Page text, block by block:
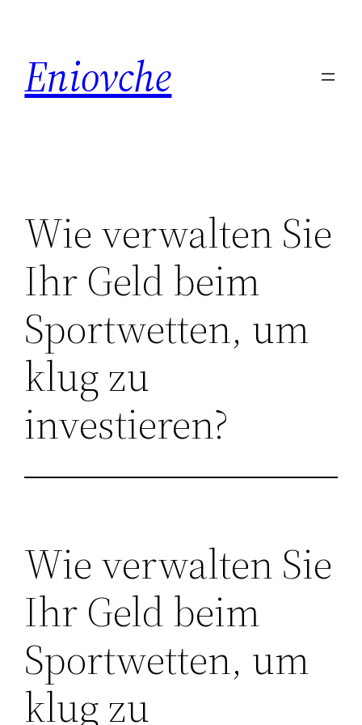
content
Eniovche
Wie verwalten Sie
Ihr Geld beim
Sportwetten, um
klug zu
investieren?
Wie verwalten Sie
Ihr Geld beim
Sportwetten, um
klug zu